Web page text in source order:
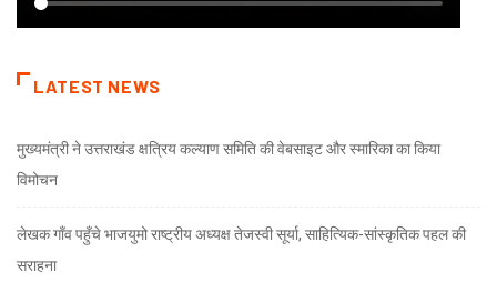
LATEST NEWS
मुख्यमंत्री ने उत्तराखंड क्षत्रिय कल्याण समिति की वेबसाइट और स्मारिका का किया
विमोचन
लेखक गाँव पहुँचे भाजयुमो राष्ट्रीय अध्यक्ष तेजस्वी सूर्या, साहित्यिक-सांस्कृतिक पहल की
सराहना